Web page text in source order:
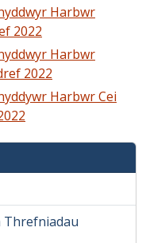
Harbwr
2022
Harbwr
2022
Harbwr Cei
Threfniadau